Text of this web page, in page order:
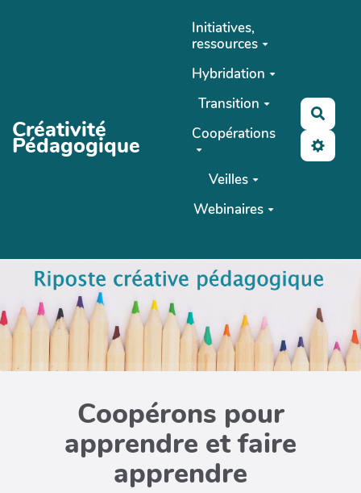
Créativité
Pédagogique
Initiatives,
ressources
Hybridation
Transition
Coopérations
Veilles
Webinaires
Coopérons pour
apprendre et faire
apprendre